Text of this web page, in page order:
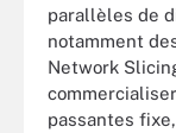
parallèles de
notamment
Network
passantes